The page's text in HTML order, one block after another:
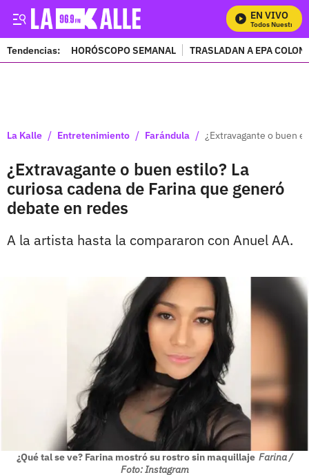
EN VIVO
Mira Todos Nuestros
Tendencias: HORÓSCOPO SEMANAL TRASLADAN A EPA
La Kalle / Entretenimiento / Farándula / ¿Extravagante o buen
¿Extravagante o buen estilo? La
curiosa cadena de Farina que generó
debate en redes
A la artista hasta la compararon con Anuel AA.
¿Qué tal se ve? Farina mostró su rostro sin maquillaje Farina /
Foto: Instagram